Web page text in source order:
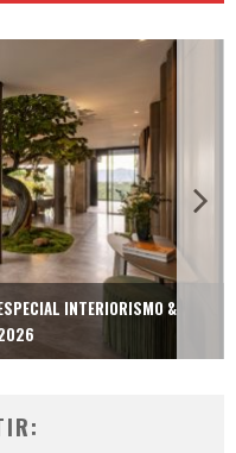
INTERIORISMO &